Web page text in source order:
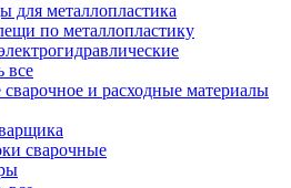
для металлопластика
по металлопластику
все
и расходные материалы
сварочные